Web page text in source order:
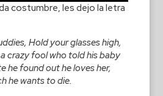
costumbre, les dejo la letra
Hold your glasses high,
crazy fool who told his baby
he found out he loves her,
he wants to die.